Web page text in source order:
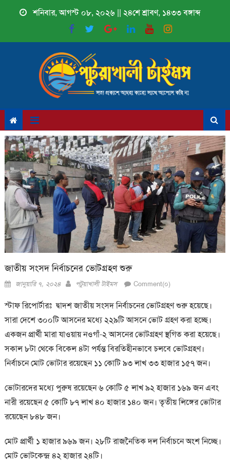
শনিবার, আগস্ট ০৮, ২০২৬ || ২৪শে শ্রাবণ, ১৪৩৩ বঙ্গাব্দ
জাতীয় সংসদ নির্বাচনের ভোটগ্রহণ শুরু
Posted
জানুয়ারি ৭, ২০২৪ Author
পটুয়াখালী টাইমস Comment(০)
স্টাফ রিপোর্টারঃ দ্বাদশ জাতীয় সংসদ নির্বাচনের ভোটগ্রহণ শুরু হয়েছে।
সারা দেশে ৩০০টি আসনের মধ্যে ২২৯টি আসনে ভোট গ্রহণ করা হচ্ছে।
একজন প্রার্থী মারা যাওয়ায় নওগাঁ-২ আসনের ভোটগ্রহণ স্থগিত করা হয়েছে।
সকাল ৮টা থেকে বিকেল ৪টা পর্যন্ত বিরতিহীনভাবে চলবে ভোটগ্রহণ।
নির্বাচনে মোট ভোটার রয়েছেন ১১ কোটি ৯৩ লাখ ৩৩ হাজার ১৫৭ জন।
ভোটারদের মধ্যে পুরুষ রয়েছেন ৬ কোটি ৫ লাখ ৯২ হাজার ১৬৯ জন এবং
নারী রয়েছেন ৫ কোটি ৮৭ লাখ ৪০ হাজার ১৪০ জন। তৃতীয় লিঙ্গের ভোটার
রয়েছেন ৮৪৮ জন।
মোট প্রার্থী ১ হাজার ৯৬৯ জন। ২৮টি রাজনৈতিক দল নির্বাচনে অংশ নিচ্ছে।
মোট ভোটকেন্দ্র ৪২ হাজার ২৪টি।